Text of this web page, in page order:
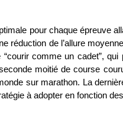
pour chaque épreuve
réduction de l’allure
“courir comme un cadet”,
moitié de course
sur marathon. La
à adopter en fonction